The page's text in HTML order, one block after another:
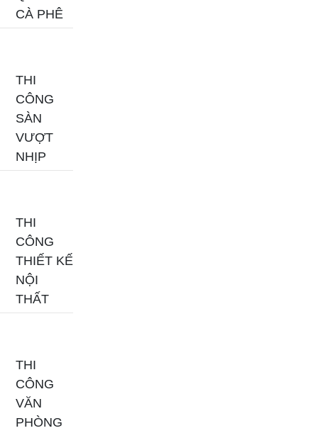
CÀ PHÊ
THI
CÔNG
SÀN
VƯỢT
NHỊP
THI
CÔNG
THIẾT KẾ
NỘI
THẤT
THI
CÔNG
VĂN
PHÒNG